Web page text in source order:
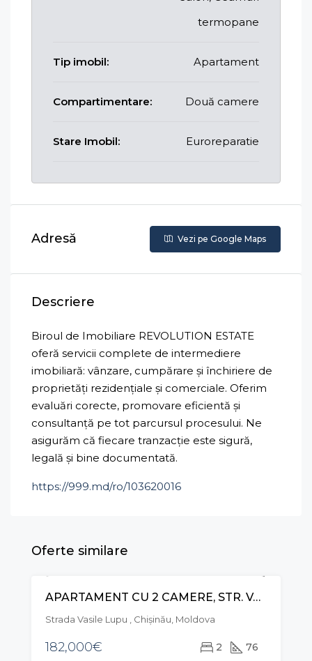
termopane
Tip imobil: Apartament
Compartimentare: Două camere
Stare Imobil: Euroreparatie
Adresă Vezi pe Google Maps
Descriere
Biroul de Imobiliare REVOLUTION ESTATE
oferă servicii complete de intermediere
imobiliară: vânzare, cumpărare și închiriere de
proprietăți rezidențiale și comerciale. Oferim
evaluări corecte, promovare eficientă și
consultanță pe tot parcursul procesului. Ne
asigurăm că fiecare tranzacție este sigură,
legală și bine documentată.
https://999.md/ro/103620016
Oferte similare
VÂNZARE
APARTAMENT CU 2 CAMERE, STR. VASILE LUPU, BUIUCANI
Strada Vasile Lupu , Chișinău, Moldova
182,000€ 2 76